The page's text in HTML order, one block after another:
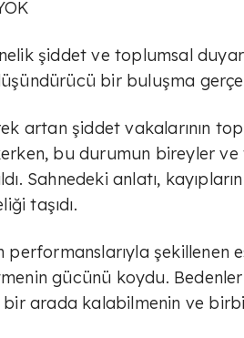
şiddet ve toplumsal
bir buluşma
artan şiddet vakalarının
bu durumun bireyler ve
Sahnedeki anlatı,
taşıdı.
performanslarıyla şekillenen
gücünü koydu.
bir arada kalabilmenin ve